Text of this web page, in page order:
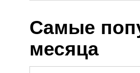
Самые
месяца